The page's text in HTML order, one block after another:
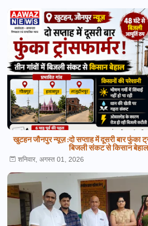
खुटहन जौनपुर न्यूज़ :दो सप्ताह में दूसरी बार फुंका
बिजली संकट से किसान बेहाल
शनिवार, अगस्त 01, 2026